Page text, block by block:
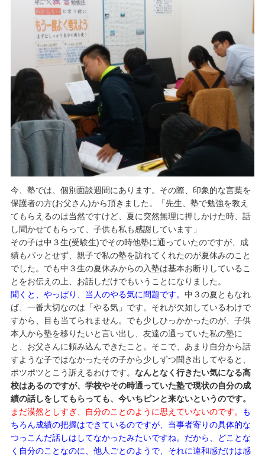
今、塾では、個別面談週間にあります。その際、印象的な言葉を
保護者の方(お父さん)から頂きました。「先生、塾で勉強を教え
てもらえるのは当然ですけど、夏に突然無理に押しかけた時、話
し聞かせてもらって、子供も私も感謝しています」
その子は中３生(受験生)でその時他塾に通っていたのですが、成
績もパッとせず、親子で私の塾を訪れてくれたのが夏休みのこと
でした。でも中３生の夏休みからの入塾は基本お断りしているこ
とをお伝えの上、お話しだけでもいうことになりました。
聞くと、やっぱり、当人のやる気に問題です。 中３の夏ともなれ
ば、一番大切なのは「やる気」です。それが欠如しているわけで
すから、目も当てられません。でも少しひっかかったのが、子供
本人から塾を移りたいと言い出し、友達の通っていた私の塾に
と、お父さんに頼み込んできたこと。そこで、あまり自分から話
すような子ではなかったその子から少しずつ聞き出してやると、
ポツポツとこう訴えるわけです。 なんとなく行きたい気になる高
校はあるのですが、学校やその時通っていた塾で現状の自分の成
績の話しをしてもらっても、今いちピンと来ないというのです。
まだ漠然としすぎ、自分のことのように思えていないのです。
も
ちろん成績の把握はできているのですが、当事者寄りの具体的な
つっこんだ話しはしてなかったみたいですね。だから、どことな
く自分のことなのに、他人ごとのようで、それに違和感だけは感